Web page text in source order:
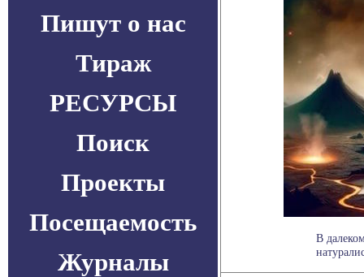
Пишут о нас
Тираж
РЕСУРСЫ
Поиск
Проекты
Посещаемость
Журналы
В